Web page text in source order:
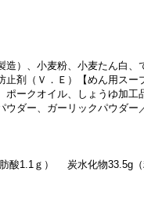
造）、小麦粉、小麦たん白
剤（Ｖ．Ｅ）【めん用スー
ークオイル、しょうゆ加工
ダー、ガーリックパウダー
酸1.1ｇ） 炭水化物33.5g